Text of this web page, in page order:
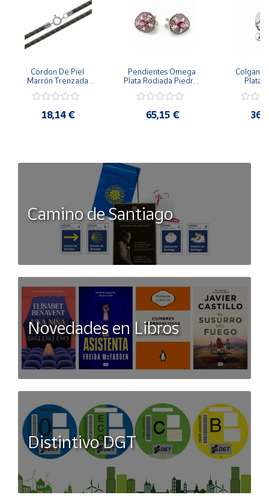
Cordon De Piel
Marrón Trenzada
Plata De 45Cm
18,14 €
Pendientes Omega
Plata Rodiada Piedras
65,15 €
Plata
Camino de Santiago
Novedades en Libros
Distintivo DGT